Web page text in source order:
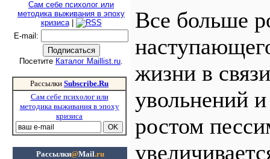
Сам себе психолог или
методика выживания в эпоху
кризиса|
E-mail :
Посетите Каталог Maillist.ru.
Рассылки Subscribe.Ru
Сам себе психолог или
методика выживания в эпоху
кризиса
Рассылки@Mail.ru
Все больше
жизни в
увольнений
ростом